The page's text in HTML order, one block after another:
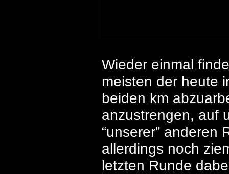
Wieder einmal
meisten der heute
beiden km
anzustrengen, auf
“unserer” anderen
allerdings noch
letzten Runde